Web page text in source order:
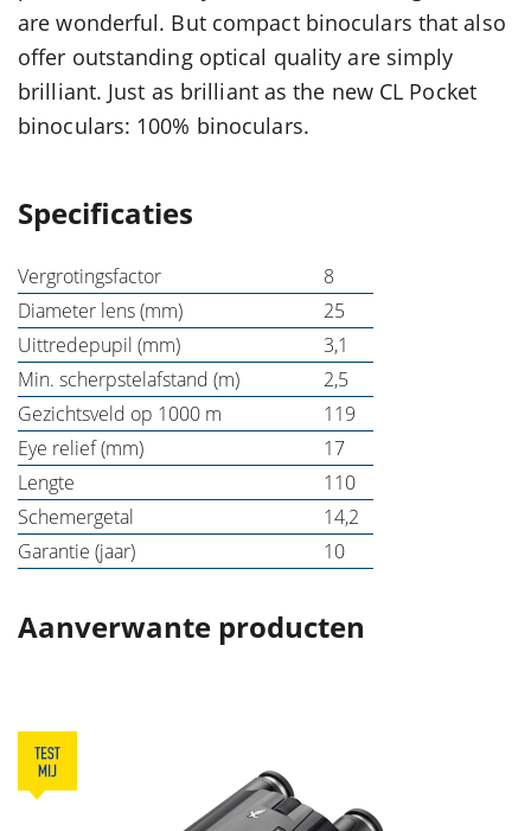
are wonderful. But compact binoculars that also
offer outstanding optical quality are simply
brilliant. Just as brilliant as the new CL Pocket
binoculars: 100% binoculars.
Specificaties
Vergrotingsfactor
8
Diameter lens (mm)
25
Uittredepupil (mm)
3,1
Min. scherpstelafstand (m)
2,5
Gezichtsveld op 1000 m
119
Eye relief (mm)
17
Lengte
110
Schemergetal
14,2
Garantie (jaar)
10
Aanverwante producten